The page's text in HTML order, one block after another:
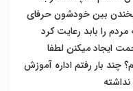
بین خودشون حرفای
را بابد رعایت کرد
ایجاد میکنن لطفا
چند بار رفتم اداره آموزش